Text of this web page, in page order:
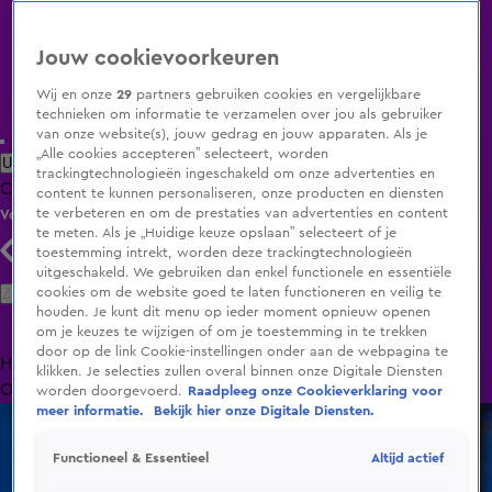
Uitzending Gemist Populaire programma's Zenders Genres
ClipsFilmsRadioSmart TV inlogShop
Volg KIJK
Zoeken
HomeUitzending Gemist Programma's De Bondgenoten
OranjezomerLivestreamsShop
Jouw cookievoorkeuren
Wij en onze29 partners gebruiken cookies en vergelijkbare
technieken om informatie te verzamelen over jou als gebruiker
van onze website(s), jouw gedrag en jouw apparaten. Als je
„Alle cookies accepteren” selecteert, worden
trackingtechnologieën ingeschakeld om onze advertenties en
content te kunnen personaliseren, onze producten en diensten
te verbeteren en om de prestaties van advertenties en content
te meten. Als je „Huidige keuze opslaan” selecteert of je
toestemming intrekt, worden deze trackingtechnologieën
uitgeschakeld. We gebruiken dan enkel functionele en essentiële
cookies om de website goed te laten functioneren en veilig te
houden. Je kunt dit menu op ieder moment opnieuw openen
om je keuzes te wijzigen of om je toestemming in te trekken
door op de link Cookie-instellingen onder aan de webpagina te
klikken. Je selecties zullen overal binnen onze Digitale Diensten
worden doorgevoerd.
Raadpleeg onze Cookieverklaring voor
meer informatie.
Bekijk hier onze Digitale Diensten.
Functioneel & Essentieel Altijd actief